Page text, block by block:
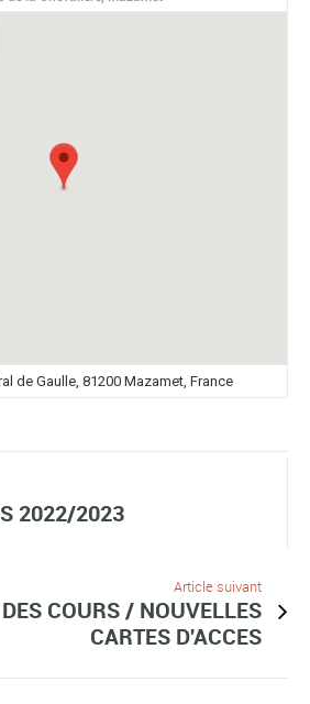
de Gaulle, 81200 Mazamet, France
2022/2023
Article suivant
COURS / NOUVELLES
CARTES D'ACCES